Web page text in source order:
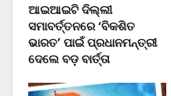
ଆଇଆଇଟି ଦିଲ୍ଲୀ
ସମାବର୍ତ୍ତନରେ ‘ବିକଶିତ
ଭାରତ’ ପାଇଁ ପ୍ରଧାନମନ୍ତ୍ରୀ
ଦେଲେ ବଡ଼ ବାର୍ତ୍ତା